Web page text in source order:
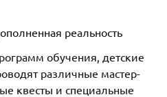
реальность
обучения, детские
различные мастер-
квесты и специальные